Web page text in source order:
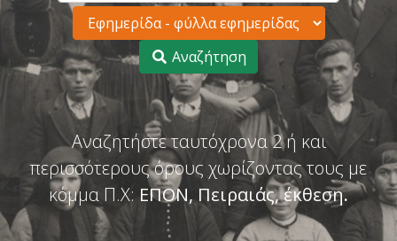
Αναζήτηση
Αναζητήστε ταυτόχρονα 2 ή και
περισσότερους όρους χωρίζοντας τους με
κόμμα Π.Χ: ΕΠΟΝ, Πειραιάς, έκθεση.